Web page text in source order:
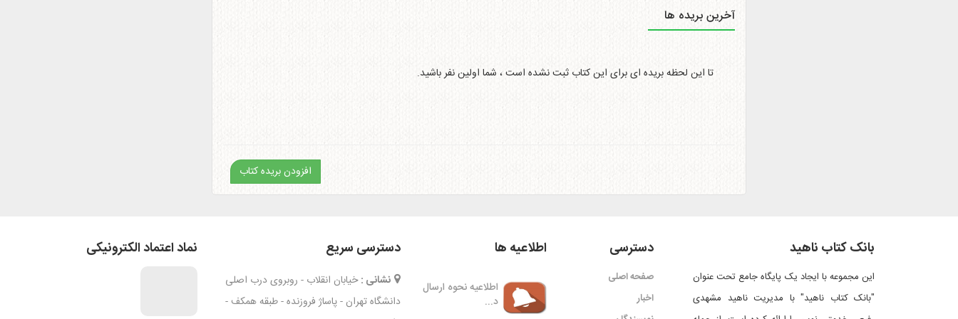
آخرین بریده ها
تا این لحظه بریده ای برای این کتاب ثبت نشده است ، شما اولین نفر باشید.
افزودن بریده کتاب
بانک کتاب ناهید
این مجموعه با ایجاد یک پایگاه جامع تحت عنوان
"بانک کتاب ناهید" با مدیریت ناهید مشهدی
دسترسی
صفحه اصلی
اخبار
اطلاعیه ها
اطلاعیه نحوه ارسال
د...
دسترسی سریع
نشانی : خیابان انقلاب - روبروی درب اصلی
دانشگاه تهران - پاساژ فروزنده - طبقه همکف -
نماد اعتماد الکترونیکی